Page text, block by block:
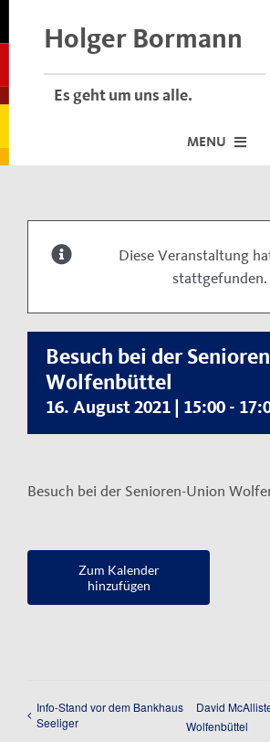
Holger Bormann
Es geht um uns alle.
MENU
Dafür stehe ich
Termine vor Ort
Neuigkeiten
Der Bormann-Bulli
Diese Veranstaltung
stattgefunden.
Besuch bei der
Wolfenbüttel
16. August 2021 | 15:00 -
Besuch bei der Senioren-Union
Zum Kalender
hinzufügen
Info-Stand vor dem Bankhaus
Seeliger
David
Wolfenbüttel